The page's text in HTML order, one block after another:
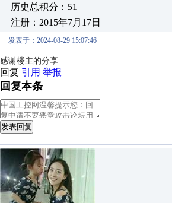
历史总积分：51
注册：2015年7月17日
发表于：2024-08-29 15:07:46
感谢楼主的分享
回复 引用 举报
回复本条
发表回复